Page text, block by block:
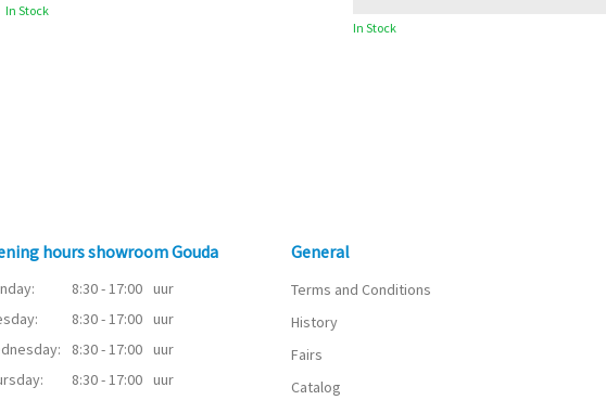
In Stock
In Stock
hours showroom Gouda
8:30 - 17:00 uur
8:30 - 17:00 uur
8:30 - 17:00 uur
8:30 - 17:00 uur
General
Terms and Conditions
History
Fairs
Catalog